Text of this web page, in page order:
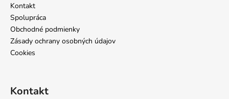
Kontakt
Spolupráca
Obchodné podmienky
Zásady ochrany osobných údajov
Cookies
Kontakt